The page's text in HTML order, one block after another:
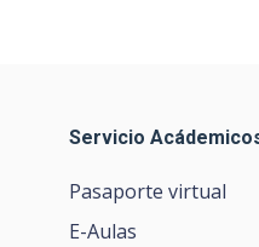
Servicio
Pasaporte virtual
E-Aulas